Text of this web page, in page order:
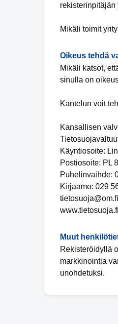
rekisterinpitäjän
Mikäli toimit
Oikeus tehdä
Mikäli katsot,
sinulla on
Kantelun voit
Kansallisen
Käyntiosoite:
Postiosoite: PL
Puhelinvaihde:
Kirjaamo: 029
tietosuoja@om.fi
www.tietosuoja.fi
Muut
Rekisteröidyllä
markkinointia
unohdetuksi.